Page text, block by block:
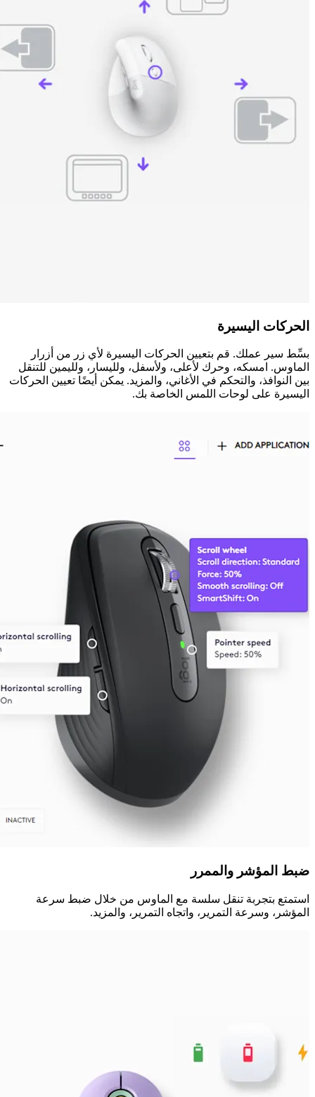
الحركات اليسيرة
بسِّط سير عملك. قم بتعيين الحركات اليسيرة لأي زر من أزرار
الماوس. امسكه، وحرك لأعلى، ولأسفل، ولليسار، ولليمين للتنقل
بين النوافذ، والتحكم في الأغاني، والمزيد. يمكن أيضًا تعيين الحركات
اليسيرة على لوحات اللمس الخاصة بك.
ضبط المؤشر والممرر
استمتع بتجربة تنقل سلسة مع الماوس من خلال ضبط سرعة
المؤشر، وسرعة التمرير، واتجاه التمرير، والمزيد.